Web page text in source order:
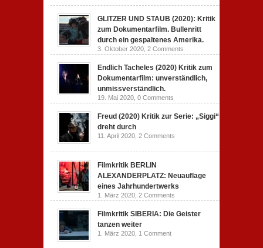
GLITZER UND STAUB (2020): Kritik
zum Dokumentarfilm. Bullenritt
durch ein gespaltenes Amerika.
3. Oktober 2020, 2 Comments
Endlich Tacheles (2020) Kritik zum
Dokumentarfilm: unverständlich,
unmissverständlich.
19. Mai 2020, 0 Comments
Freud (2020) Kritik zur Serie: „Siggi“
dreht durch
11. April 2020, 2 Comments
Filmkritik BERLIN
ALEXANDERPLATZ: Neuauflage
eines Jahrhundertwerks
1. März 2020, 2 Comments
Filmkritik SIBERIA: Die Geister
tanzen weiter
1. März 2020, 1 Comment